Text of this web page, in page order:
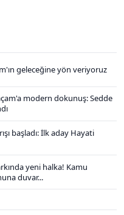
geleceğine yön veriyoruz
modern dokunuş: Sedde
başladı: İlk aday Hayati
yeni halka! Kamu
duvar...